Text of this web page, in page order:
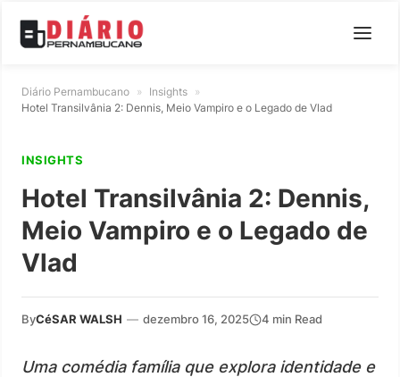
Diário Pernambucano » Insights »
Hotel Transilvânia 2: Dennis, Meio Vampiro e o Legado de Vlad
INSIGHTS
Hotel Transilvânia 2: Dennis,
Meio Vampiro e o Legado de
Vlad
ByCéSAR WALSH — dezembro 16, 2025 4 min Read
Uma comédia família que explora identidade e